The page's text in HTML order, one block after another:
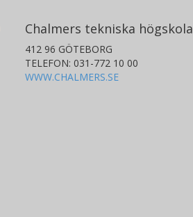
Chalmers tekniska högskola
412 96 GÖTEBORG
TELEFON: 031-772 10 00
WWW.CHALMERS.SE